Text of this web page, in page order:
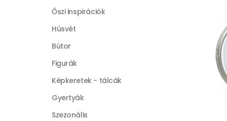
Őszi inspirációk
Húsvét
Bútor
Figurák
Képkeretek - tálcák
Gyertyák
Szezonális